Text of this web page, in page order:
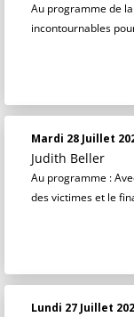
Au programme de
incontournables
Mardi 28 Juillet
Judith Beller
Au programme :
des victimes et le
Lundi 27 Juillet